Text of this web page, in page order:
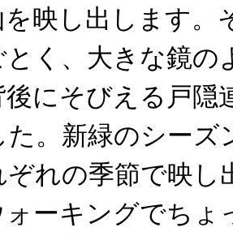
を映し出します。
く、大きな鏡の
にそびえる戸隠
た。新緑のシーズ
ぞれの季節で映し
ォーキングでちょ